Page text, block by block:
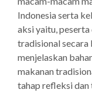
Indonesia serta
aksi yaitu,
tradisional secara
menjelaskan
makanan
tahap refleksi dan